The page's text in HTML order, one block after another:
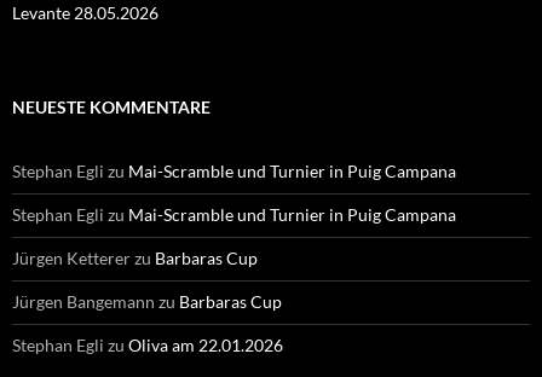
Levante 28.05.2026
NEUESTE KOMMENTARE
Stephan Egli zu Mai-Scramble und Turnier in Puig Campana
Stephan Egli zu Mai-Scramble und Turnier in Puig Campana
Jürgen Kettererzu Barbaras Cup
Jürgen Bangemann zu Barbaras Cup
Stephan Egli zu Oliva am 22.01.2026